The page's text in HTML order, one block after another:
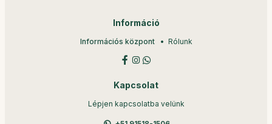
Információ
Információs központ Rólunk
Kapcsolat
Lépjen kapcsolatba velünk